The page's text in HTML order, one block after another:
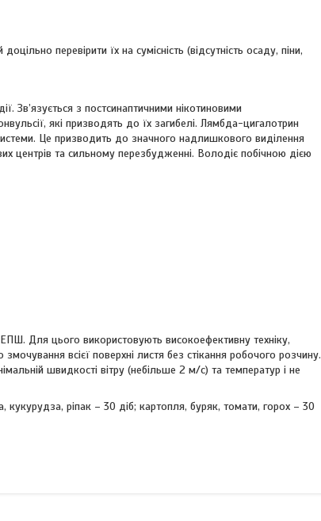
перевірити їх на сумісність (відсутність осаду, піни,
Зв’язується з постсинаптичними нікотиновими
які призводять до їх загибелі. Лямбда-цигалотрин
Це призводить до значного надлишкового виділення
центрів та сильному перезбудженні. Володіє побічною дією
Для цього використовують високоефективну техніку,
всієї поверхні листя без стікання робочого розчину.
швидкості вітру (небільше 2 м/с) та температур і не
ріпак – 30 діб; картопля, буряк, томати, горох – 30